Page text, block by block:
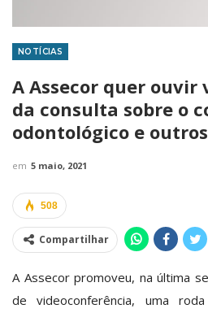
NOTÍCIAS
A Assecor quer ouvir
da consulta sobre o
odontológico e
em 5 maio, 2021
508
Compartilhar
A Assecor promoveu, na última
de videoconferência, uma